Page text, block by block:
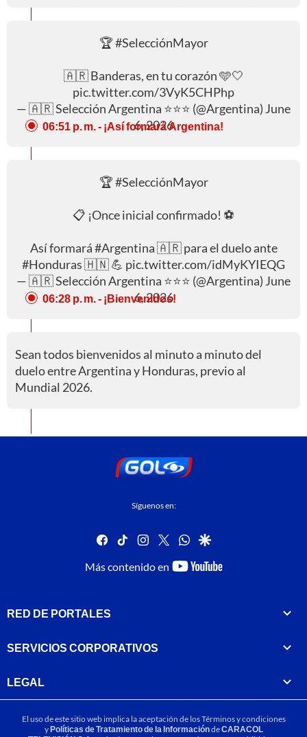
🏆#SelecciónMayor
🇦🇷 Banderas, en tu corazón 🩵🤍
pic.twitter.com/3VyK5CHPhp
— 🇦🇷 Selección Argentina ⭐⭐⭐ (@Argentina) June
6, 2026
06:51 p. m. - ¡Así formará Argentina!
🏆#SelecciónMayor
📋 ¡Once inicial confirmado! ⚽
Así formará#Argentina🇦🇷 para el duelo ante
#Honduras🇭🇳 💪 pic.twitter.com/idMyKYIEQG
— 🇦🇷 Selección Argentina ⭐⭐⭐ (@Argentina) June
6, 2026
06:28 p. m. - ¡Bienvenidos!
Sean todos bienvenidos al minuto a minuto del
duelo entre Argentina y Honduras, previo al
Mundial 2026.
Síguenos en:
facebook
tiktok instagram
twitterwhatsapp
google
Más contenido en
youtube-
RED DE PORTALES
SERVICIOS CORPORATIVOS
LEGAL
El uso de este sitio web implica la aceptación de losTérminos y condiciones
yPolíticas de Tratamiento de la InformacióndeCARACOL